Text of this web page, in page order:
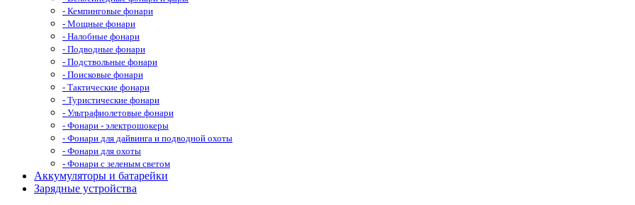
- Кемпинговые фонари
- Мощные фонари
- Налобные фонари
- Подводные фонари
- Подствольные фонари
- Поисковые фонари
- Тактические фонари
- Туристические фонари
- Ультрафиолетовые фонари
- Фонари - электрошокеры
- Фонари для дайвинга и подводной охоты
- Фонари для охоты
- Фонари с зеленым светом
Аккумуляторы и батарейки
Зарядные устройства